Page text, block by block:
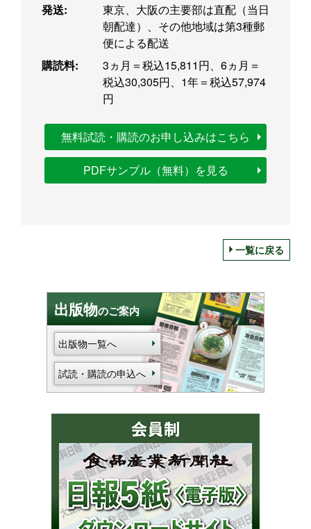
発送:
東京、大阪の主要部は直配（当日
朝配達）、その他地域は第3種郵
便による配送
購読料:
3ヵ月＝税込15,811円、6ヵ月＝
税込30,305円、1年＝税込57,974
円
無料試読・購読のお申し込みはこちら
PDFサンプル（無料）を見る
一覧に戻る
出版物のご案内
出版物一覧へ
試読・購読の申込へ